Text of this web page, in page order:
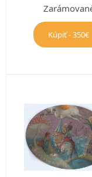
Kúpiť - 350€